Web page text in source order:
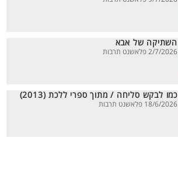
השתיקה של אבא
2/7/2026 פלאשנט תרבות
כמו לבקש סליחה / מתוך ספרי ללכת (2013)
18/6/2026 פלאשנט תרבות